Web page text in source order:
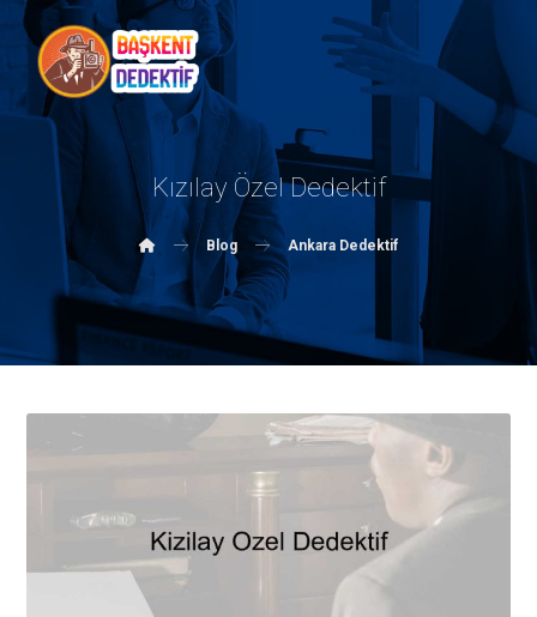
Kızılay Özel Dedektif
Blog Ankara Dedektif